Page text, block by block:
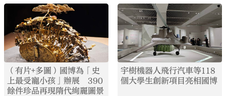
（有片+多圖）國博為「史
上最受寵小孩」辦展 390
餘件珍品再現隋代絢麗圖景
宇樹機器人飛行汽車等118
個大學生創新項目亮相國博